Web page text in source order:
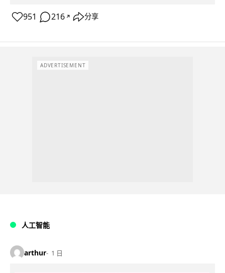
951 216 ↗ 分享
ADVERTISEMENT
人工智能
arthur 1 日